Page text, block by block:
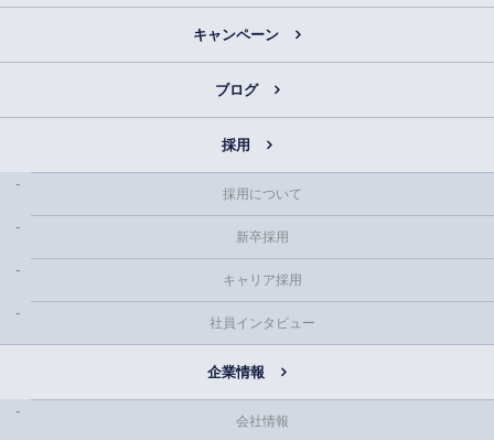
キャンペーン
ブログ
採用
採用について
新卒採用
キャリア採用
社員インタビュー
企業情報
会社情報